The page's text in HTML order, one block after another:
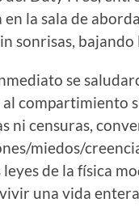
en la sala de
sonrisas,
se
compartimiento
ni censuras,
miedos/
leyes de la física
una vida